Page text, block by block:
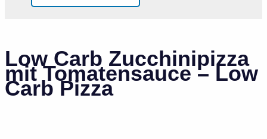
Low Carb Zucchinipizza
mit Tomatensauce – Low
Carb Pizza